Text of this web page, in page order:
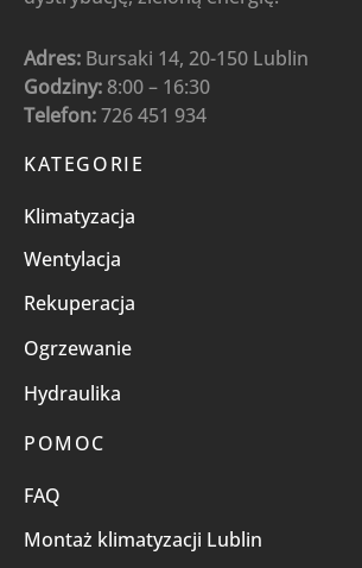
Adres: Bursaki 14, 20-150 Lublin
Godziny: 8:00 – 16:30
Telefon:726 451 934
KATEGORIE
Klimatyzacja
Wentylacja
Rekuperacja
Ogrzewanie
Hydraulika
POMOC
FAQ
Montaż klimatyzacji Lublin